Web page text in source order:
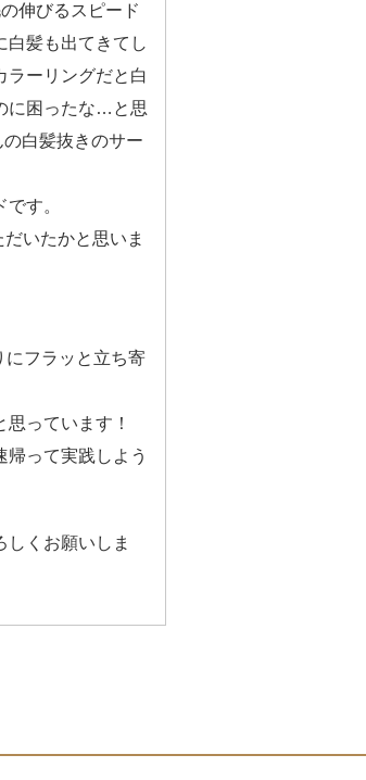
伸びるスピード
白髪も出てきてし
ラーリングだと白
に困ったな…と思
白髪抜きのサー
す。
いたかと思いま
にフラッと立ち寄
っています！
帰って実践しよう
くお願いしま